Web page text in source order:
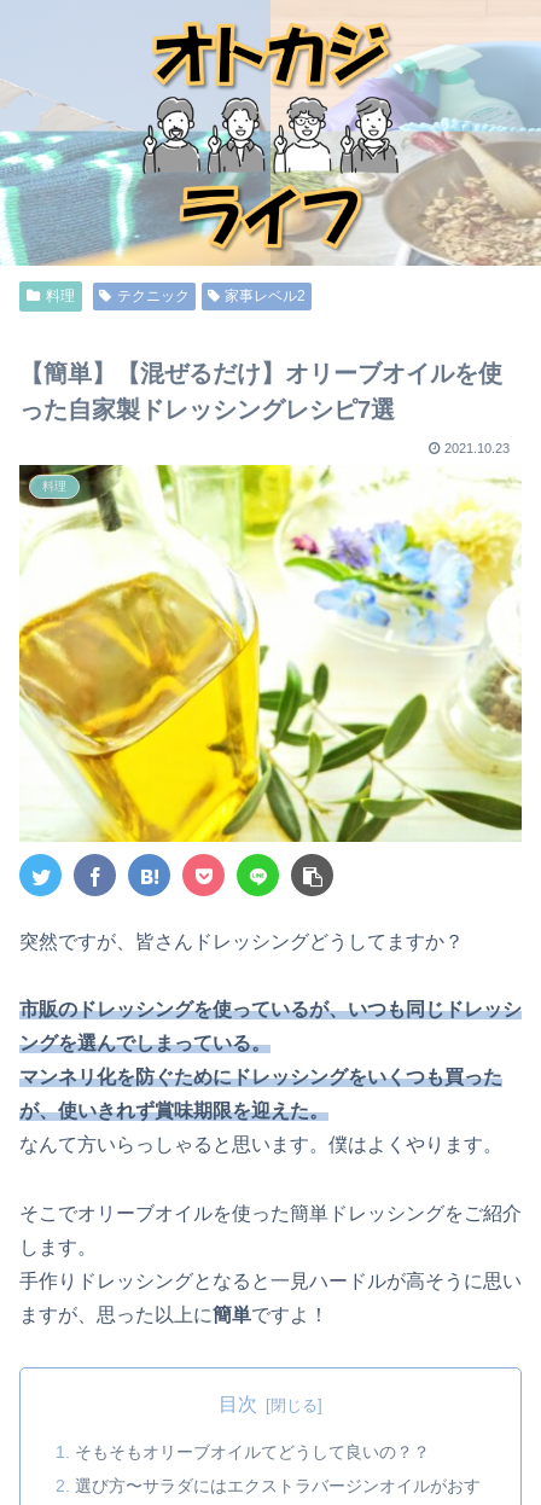
料理 テクニック 家事レベル2
【簡単】【混ぜるだけ】オリーブオイルを使
った自家製ドレッシングレシピ7選
2021.10.23
料理
突然ですが、皆さんドレッシングどうしてますか？
市販のドレッシングを使っているが、いつも同じドレッシ
ングを選んでしまっている。
マンネリ化を防ぐためにドレッシングをいくつも買った
が、使いきれず賞味期限を迎えた。
なんて方いらっしゃると思います。僕はよくやります。
そこでオリーブオイルを使った簡単ドレッシングをご紹介
します。
手作りドレッシングとなると一見ハードルが高そうに思い
ますが、思った以上に簡単ですよ！
目次
そもそもオリーブオイルてどうして良いの？？
選び方〜サラダにはエクストラバージンオイルがおす